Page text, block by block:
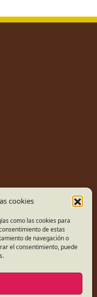
cookies
como las cookies para
de estas
de navegación o
el consentimiento, puede